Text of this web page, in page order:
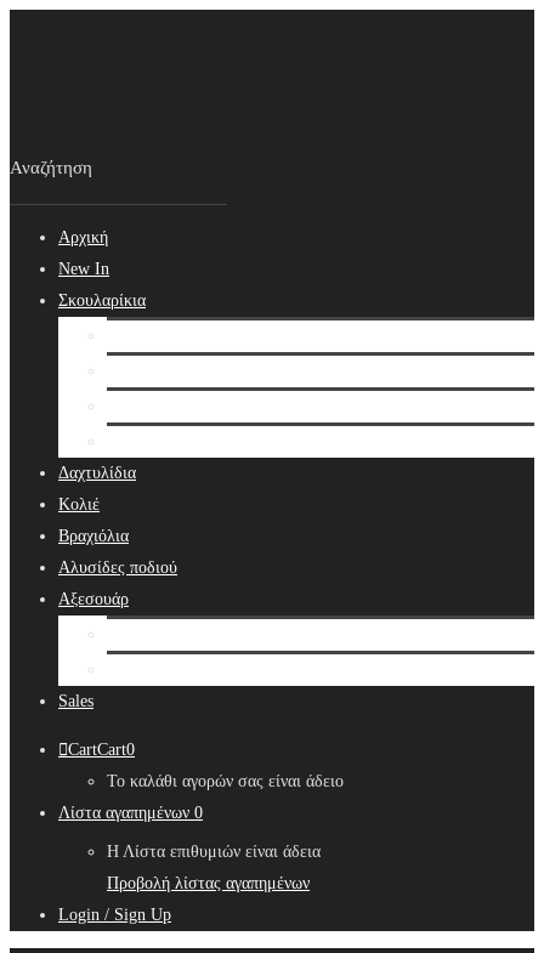
Αρχική
New In
Σκουλαρίκια
Δαχτυλίδια
Κολιέ
Βραχιόλια
Αλυσίδες ποδιού
Αξεσουάρ
Sales
CartCart0
Το καλάθι αγορών σας είναι άδειο
Λίστα αγαπημένων 0
Η Λίστα επιθυμιών είναι άδεια
Προβολή λίστας αγαπημένων
Login / Sign Up